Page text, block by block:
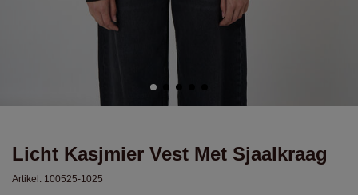
Licht Kasjmier Vest Met Sjaalkraag
Artikel: 100525-1025